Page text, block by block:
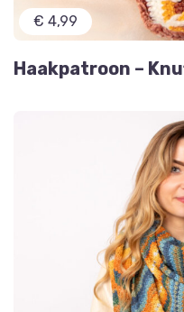
€ 4,99
Haakpatroon –